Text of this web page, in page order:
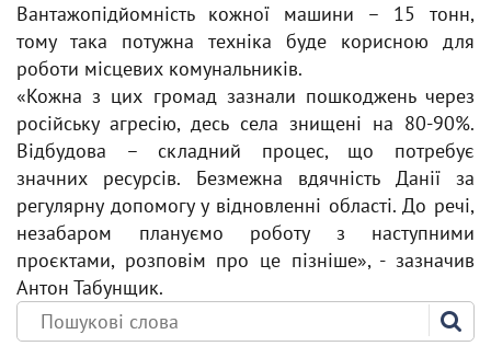
Вантажопідйомність кожної машини – 15 тонн,
тому така потужна техніка буде корисною для
роботи місцевих комунальників.
«Кожна з цих громад зазнали пошкоджень через
російську агресію, десь села знищені на 80-90%.
Відбудова – складний процес, що потребує
значних ресурсів. Безмежна вдячність Данії за
регулярну допомогу у відновленні області. До речі,
незабаром плануємо роботу з наступними
проєктами, розповім про це пізніше», - зазначив
Антон Табунщик.